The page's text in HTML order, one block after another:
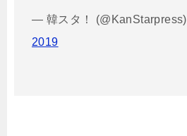
— 韓スタ！ (@KanStarpress)
2019